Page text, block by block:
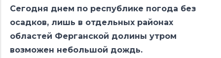
Сегодня днем по республике погода без
осадков, лишь в отдельных районах
областей Ферганской долины утром
возможен небольшой дождь.